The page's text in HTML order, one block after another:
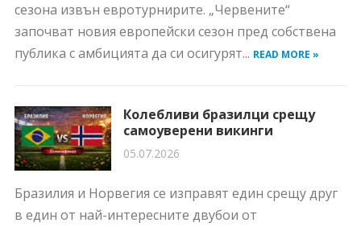
сезона извън евротурнирите. „Червените“
започват новия европейски сезон пред собствена
публика с амбицията да си осигурят... READ MORE »
Колебливи бразилци срещу
самоуверени викинги
05.07.2026
Бразилия и Норвегия се изправят един срещу друг
в един от най-интересните двубои от